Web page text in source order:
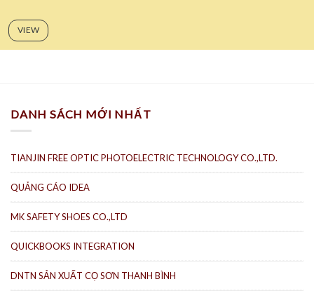
VIEW
DANH SÁCH MỚI NHẤT
TIANJIN FREE OPTIC PHOTOELECTRIC TECHNOLOGY CO.,LTD.
QUẢNG CÁO IDEA
MK SAFETY SHOES CO.,LTD
QUICKBOOKS INTEGRATION
DNTN SẢN XUẤT CỌ SƠN THANH BÌNH